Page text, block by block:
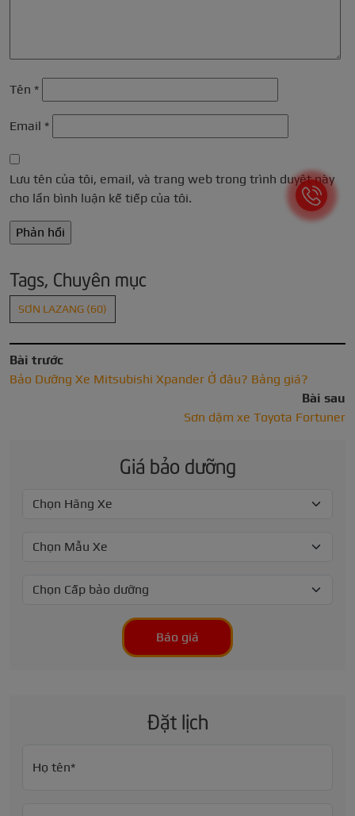
Tên *
Email *
Lưu tên của tôi, email, và trang web trong trình duyệt này
cho lần bình luận kế tiếp của tôi.
Tags, Chuyên mục
SƠN LAZANG (60)
Bài trước
Bảo Dưỡng Xe Mitsubishi Xpander Ở đâu? Bảng giá?
Bài sau
Sơn dặm xe Toyota Fortuner
Giá bảo dưỡng
Báo giá
Đặt lịch
Họ tên*